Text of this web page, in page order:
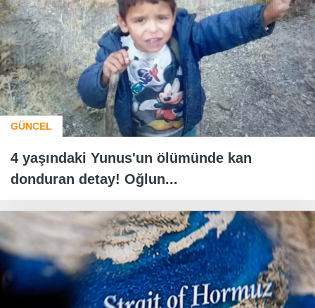
GÜNCEL
4 yaşındaki Yunus'un ölümünde kan
donduran detay! Oğlun...